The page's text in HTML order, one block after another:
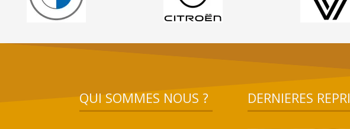
QUI SOMMES NOUS ? DERNIERES